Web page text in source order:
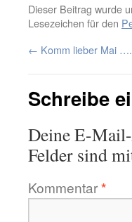
Dieser Beitrag wurde
Lesezeichen für den
← Komm lieber Mai ….
Schreibe
Deine E-
Felder sind
Kommentar*